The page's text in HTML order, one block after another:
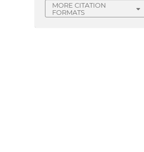
MORE CITATION
FORMATS